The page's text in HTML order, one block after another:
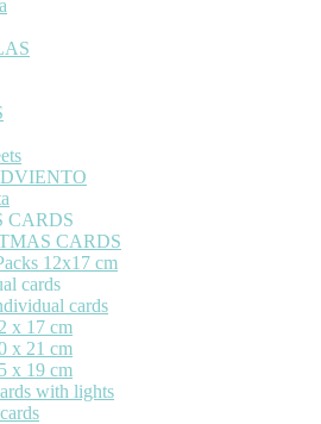
CARDS
CARDS
12x17 cm
cards
cards
x 17 cm
x 21 cm
x 19 cm
with lights